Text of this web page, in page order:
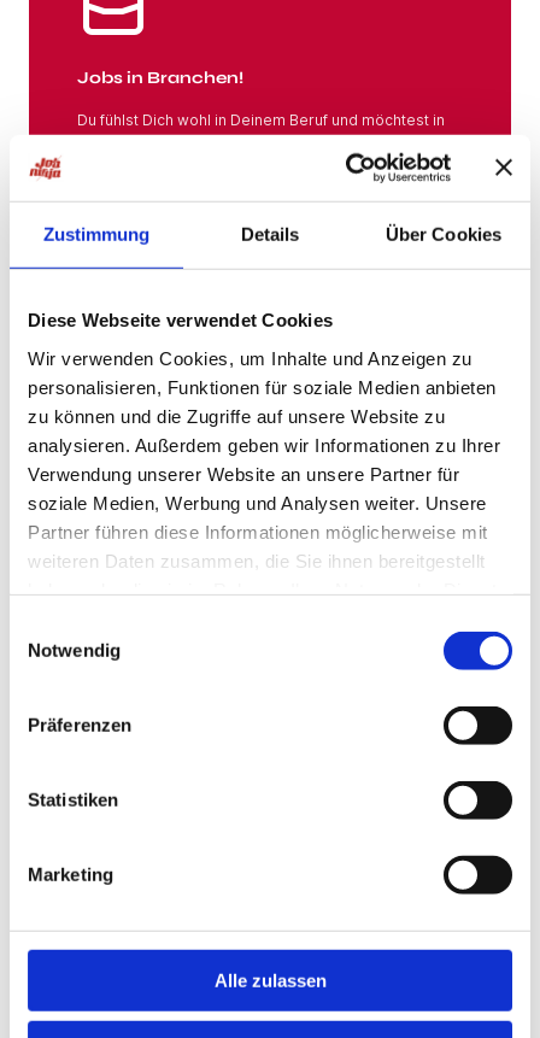
Zustimmung Details Über Cookies
Diese Webseite verwendet Cookies
Wir verwenden Cookies, um Inhalte und Anzeigen zu
personalisieren, Funktionen für soziale Medien anbieten
zu können und die Zugriffe auf unsere Website zu
analysieren. Außerdem geben wir Informationen zu Ihrer
Verwendung unserer Website an unsere Partner für
soziale Medien, Werbung und Analysen weiter. Unsere
Partner führen diese Informationen möglicherweise mit
weiteren Daten zusammen, die Sie ihnen bereitgestellt
Notwendig
Präferenzen
Statistiken
Marketing
Alle zulassen
Jobs in Branchen!
Du fühlst Dich wohl in Deinem Beruf und möchtest in
Mehr
Jobs in der Nähe!
Auf unserer Plattform findest Du eine große Auswahl
an Stellenangeboten, die nach Städten sortiert sind,
suchen kannst. Egal, ob Du eine neue
Herausforderung suchst, einen beruflichen Wechsel
planst oder einfach eine Stelle in Deinem aktuellen
Hast Du keine Lust und Zeit, auf Jobbörsen jede
Stellenanzeige zu durchsuchen? Teste die "Jobsuche
Dir Jobs vorschlagen, die zu Dir passen.
Was bleibt vom Brutto?